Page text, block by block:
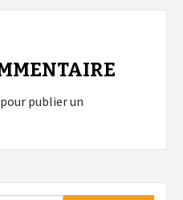
pour publier un